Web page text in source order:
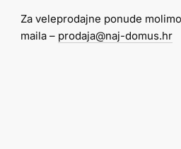
ekstra
jaki
Za veleprodajne ponude
maila – prodaja@naj-domus.hr